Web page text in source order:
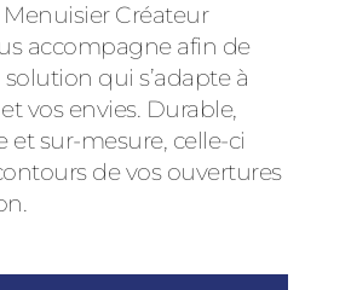
Créateur
accompagne afin de
qui s’adapte à
vos envies. Durable,
et sur-mesure, celle-ci
de vos ouvertures